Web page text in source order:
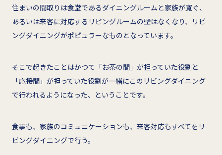
住まいの間取りは食堂であるダイニングルームと家族が寛ぐ、
あるいは来客に対応するリビングルームの壁はなくなり、リビ
ングダイニングがポピュラーなものとなっています。
そこで起きたことはかつて「お茶の間」が担っていた役割と
「応接間」が担っていた役割が一緒にこのリビングダイニング
で行われるようになった、ということです。
食事も、家族のコミュニケーションも、来客対応もすべてをリ
ビングダイニングで行う。